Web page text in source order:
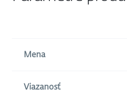
Mena
Viazanosť